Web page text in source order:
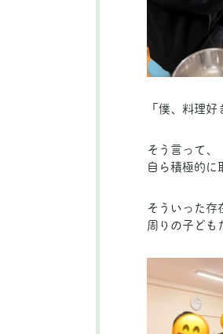
「僕、料理好
そう言って、
自ら積極的に
そういった存
周りの子ども